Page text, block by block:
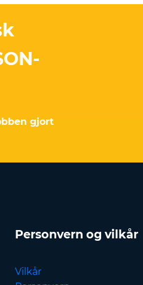
gjort
Personvern og vilkår
Vilkår